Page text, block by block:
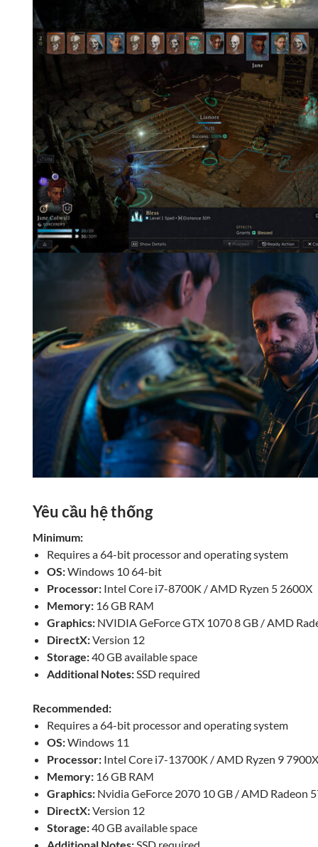
Yêu cầu hệ thống
Minimum:
Requires a 64-bit processor and operating system
OS:Windows 10 64-bit
Processor: Intel Core i7-8700K / AMD Ryzen 5 2600X
Memory: 16 GB RAM
Graphics: NVIDIA GeForce GTX 1070 8 GB / AMD
DirectX:Version 12
Storage:40 GB available space
Additional Notes: SSD required
Recommended:
Requires a 64-bit processor and operating system
OS:Windows 11
Processor: Intel Core i7-13700K / AMD Ryzen 9
Memory: 16 GB RAM
Graphics: Nvidia GeForce 2070 10 GB / AMD Radeon
DirectX:Version 12
Storage:40 GB available space
Additional Notes: SSD required